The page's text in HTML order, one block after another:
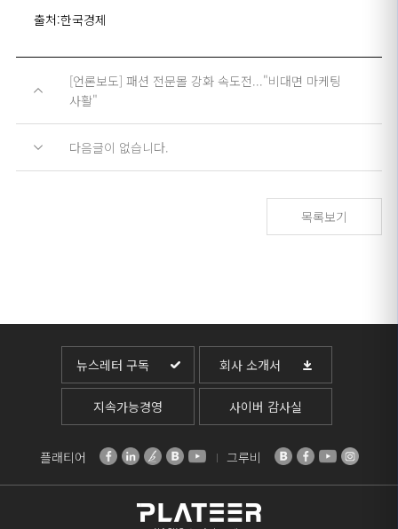
출처:한국경제
[언론보도] 패션 전문몰 강화 속도전..."비대면 마케팅
사활"
다음글이 없습니다.
목록보기
뉴스레터 구독 회사 소개서
지속가능경영 사이버 감사실
플래티어 그루비